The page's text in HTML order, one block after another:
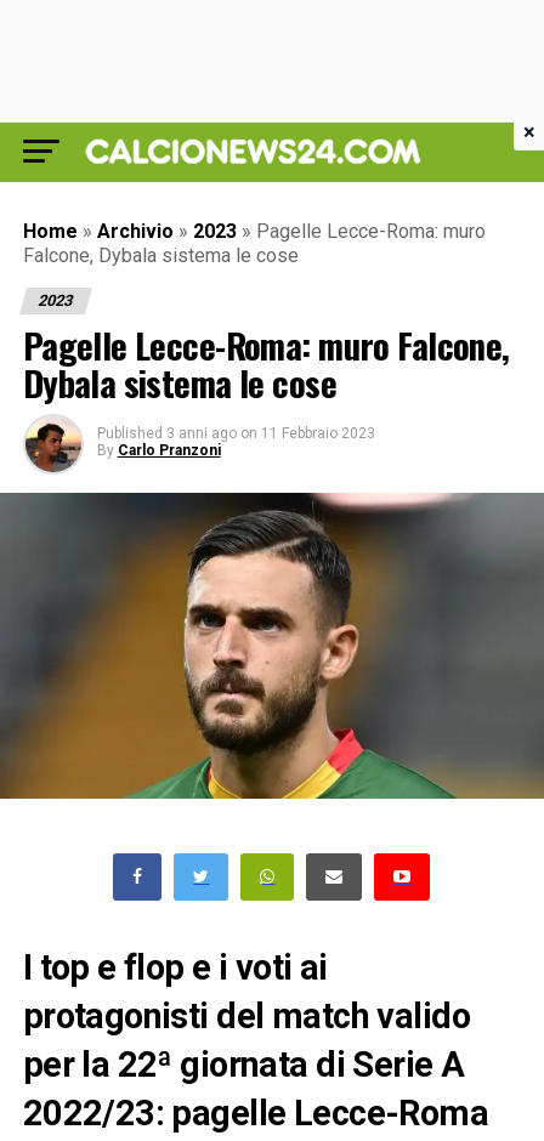
Home » Archivio » 2023 » Pagelle Lecce-Roma: muro
Falcone, Dybala sistema le cose
2023
Pagelle Lecce-Roma: muro Falcone,
Dybala sistema le cose
Published 3 anni ago on 11 Febbraio 2023
By Carlo Pranzoni
I top e flop e i voti ai
protagonisti del match valido
per la 22ª giornata di Serie A
2022/23: pagelle Lecce-Roma
×